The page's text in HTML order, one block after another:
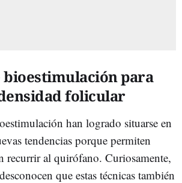
bioestimulación para
folicular
han logrado situarse en
tendencias porque permiten
recurrir al quirófano. Curiosamente,
que estas técnicas también